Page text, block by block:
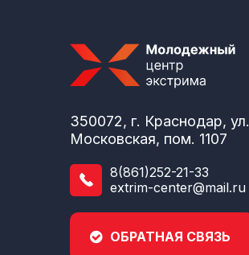
350072, г. Краснодар, ул.
Московская, пом. 1107
8(861)252-21-33
extrim-center@mail.ru
ОБРАТНАЯ СВЯЗЬ